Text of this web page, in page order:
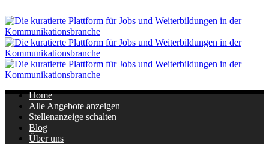
Home
Alle Angebote anzeigen
Stellenanzeige schalten
Blog
Über uns